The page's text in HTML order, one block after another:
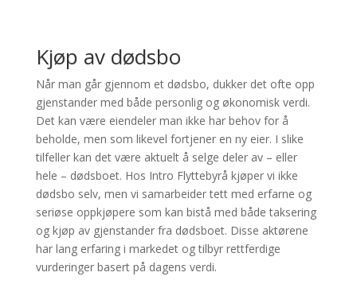
Kjøp av dødsbo
Når man går gjennom et dødsbo, dukker det ofte opp
gjenstander med både personlig og økonomisk verdi.
Det kan være eiendeler man ikke har behov for å
beholde, men som likevel fortjener en ny eier. I slike
tilfeller kan det være aktuelt å selge deler av – eller
hele – dødsboet. Hos Intro Flyttebyrå kjøper vi ikke
dødsbo selv, men vi samarbeider tett med erfarne og
seriøse oppkjøpere som kan bistå med både taksering
og kjøp av gjenstander fra dødsboet. Disse aktørene
har lang erfaring i markedet og tilbyr rettferdige
vurderinger basert på dagens verdi.